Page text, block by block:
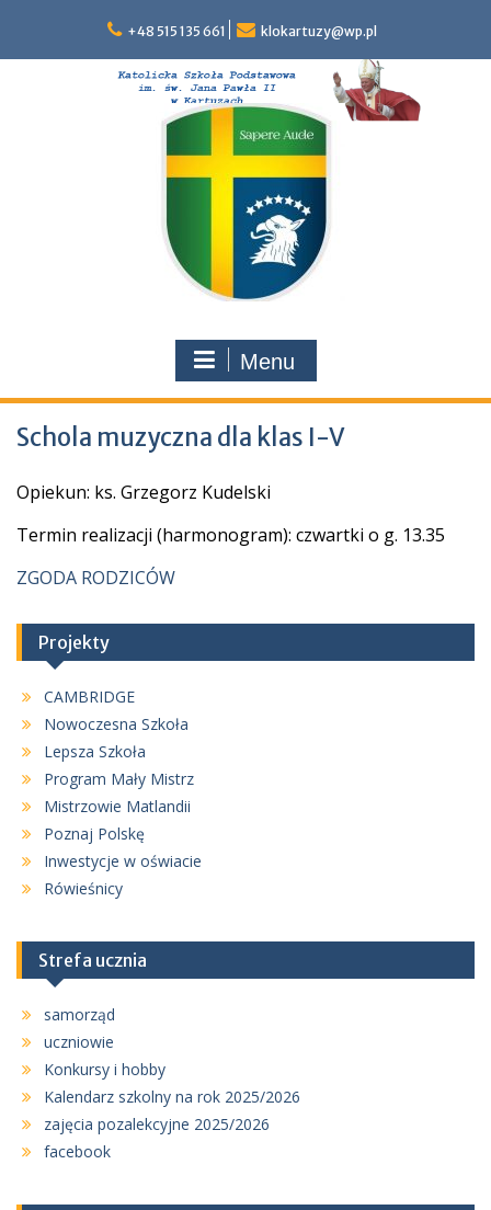
content
+48 515 135 661 klokartuzy@wp.pl
Menu
Schola muzyczna dla klas I-V
Opiekun: ks. Grzegorz Kudelski
Termin realizacji (harmonogram): czwartki o g. 13.35
ZGODA RODZICÓW
Projekty
CAMBRIDGE
Nowoczesna Szkoła
Lepsza Szkoła
Program Mały Mistrz
Mistrzowie Matlandii
Poznaj Polskę
Inwestycje w oświacie
Rówieśnicy
Strefa ucznia
samorząd
uczniowie
Konkursy i hobby
Kalendarz szkolny na rok 2025/2026
zajęcia pozalekcyjne 2025/2026
facebook